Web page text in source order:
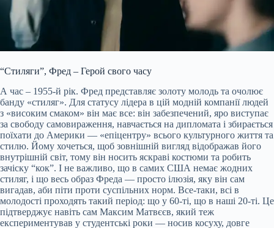
“Стиляги”, Фред – Герой свого часу
А час – 1955-й рік. Фред представляє золоту молодь та очолює
банду «стиляг». Для статусу лідера в цій модній компанії людей
з «високим смаком» він має все: він забезпечений, яро виступає
за свободу самовираження, навчається на дипломата і збирається
поїхати до Америки — «епіцентру» всього культурного життя та
стилю. Йому хочеться, щоб зовнішній вигляд відображав його
внутрішній світ, тому він носить яскраві костюми та робить
зачіску “кок”. І не важливо, що в самих США немає жодних
стиляг, і що весь образ Фреда — просто ілюзія, яку він сам
вигадав, аби піти проти суспільних норм. Все-таки, всі в
молодості проходять такий період: що у 60-ті, що в наші 20-ті. Це
підтверджує навіть сам Максим Матвєєв, який теж
експериментував у студентські роки — носив косуху, довге